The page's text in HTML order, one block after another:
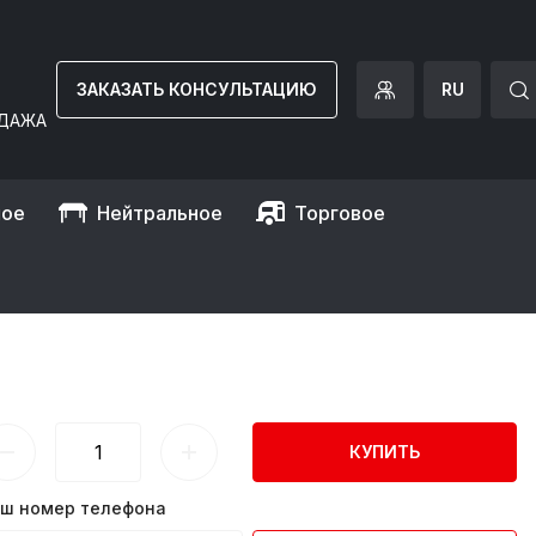
ЗАКАЗАТЬ КОНСУЛЬТАЦИЮ RU
Нейтральное Торговое
поверхн. рифленая) GGM Gastro
РИФЛЕНАЯ) GGM
КУПИТЬ
номер телефона